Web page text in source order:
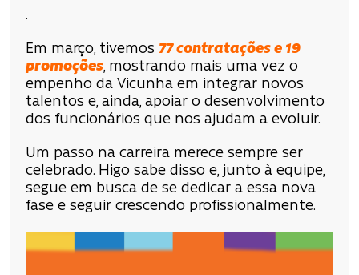
.
Em março, tivemos 77 contratações e 19
promoções, mostrando mais uma vez o
empenho da Vicunha em integrar novos
talentos e, ainda, apoiar o desenvolvimento
dos funcionários que nos ajudam a evoluir.
Um passo na carreira merece sempre ser
celebrado. Higo sabe disso e, junto à equipe,
segue em busca de se dedicar a essa nova
fase e seguir crescendo profissionalmente.